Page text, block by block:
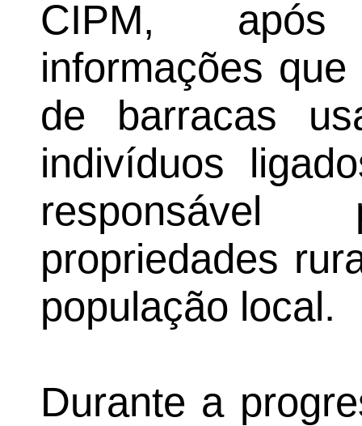
CIPM, após
informações
de barracas
indivíduos
propriedades
população local.
Durante a